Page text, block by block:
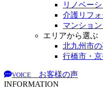
リノベー
介護リフォ
マンショ
エリアから選ぶ
北九州市の
行橋市・
VOICE
お客様の声
INFORMATION